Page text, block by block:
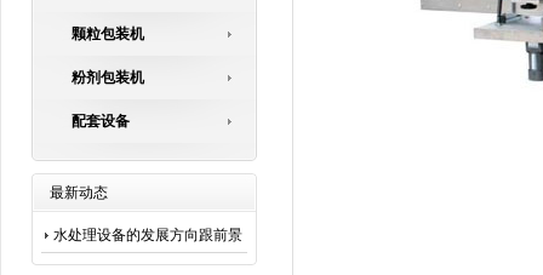
颗粒包装机
粉剂包装机
配套设备
最新动态
水处理设备的发展方向跟前景